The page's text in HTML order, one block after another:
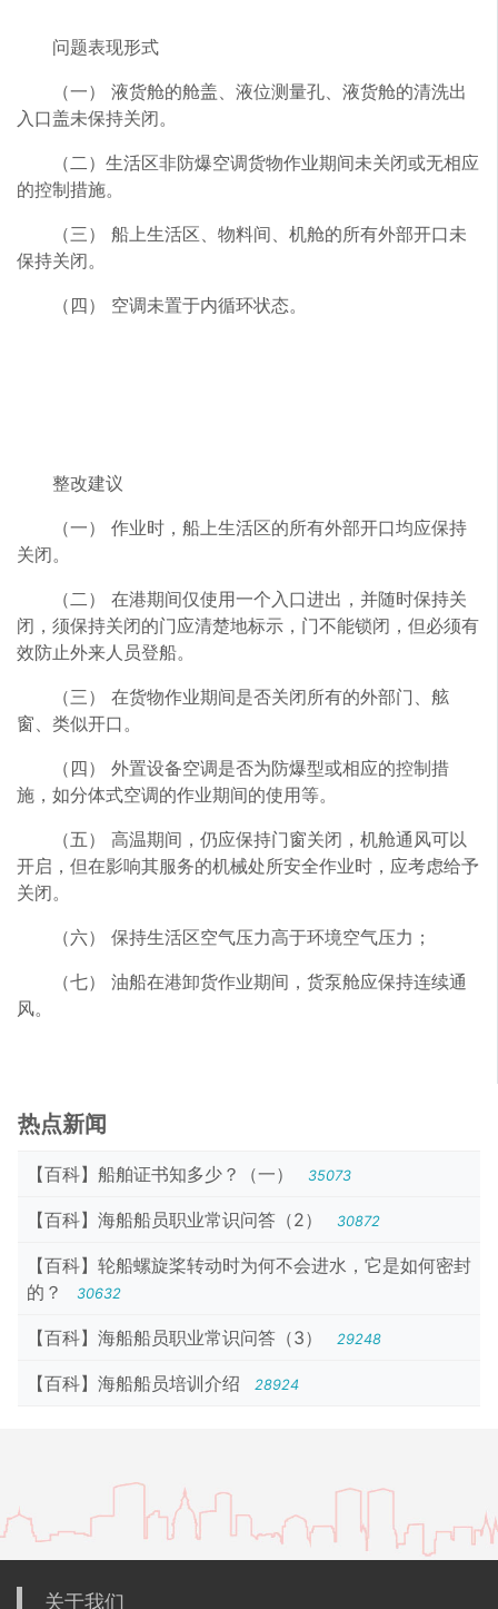
问题表现形式
（一） 液货舱的舱盖、液位测量孔、液货舱的清洗出
入口盖未保持关闭。
（二）生活区非防爆空调货物作业期间未关闭或无相应
的控制措施。
（三） 船上生活区、物料间、机舱的所有外部开口未
保持关闭。
（四） 空调未置于内循环状态。
整改建议
（一） 作业时，船上生活区的所有外部开口均应保持
关闭。
（二） 在港期间仅使用一个入口进出，并随时保持关
闭，须保持关闭的门应清楚地标示，门不能锁闭，但必须有
效防止外来人员登船。
（三） 在货物作业期间是否关闭所有的外部门、舷
窗、类似开口。
（四） 外置设备空调是否为防爆型或相应的控制措
施，如分体式空调的作业期间的使用等。
（五） 高温期间，仍应保持门窗关闭，机舱通风可以
开启，但在影响其服务的机械处所安全作业时，应考虑给予
关闭。
（六） 保持生活区空气压力高于环境空气压力；
（七） 油船在港卸货作业期间，货泵舱应保持连续通
风。
热点新闻
【百科】船舶证书知多少？（一） 35073
【百科】海船船员职业常识问答（2） 30872
【百科】轮船螺旋桨转动时为何不会进水，它是如何密封
的？
30632
【百科】海船船员职业常识问答（3） 29248
【百科】海船船员培训介绍 28924
关于我们